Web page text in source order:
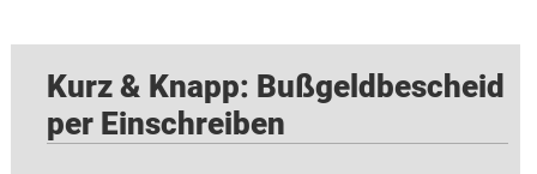
Kurz & Knapp: Bußgeldbescheid
per Einschreiben